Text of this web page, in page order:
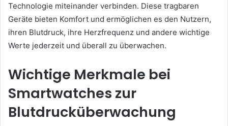
Technologie miteinander verbinden. Diese tragbaren
Geräte bieten Komfort und ermöglichen es den Nutzern,
ihren Blutdruck, ihre Herzfrequenz und andere wichtige
Werte jederzeit und überall zu überwachen.
Wichtige Merkmale bei
Smartwatches zur
Blutdrucküberwachung